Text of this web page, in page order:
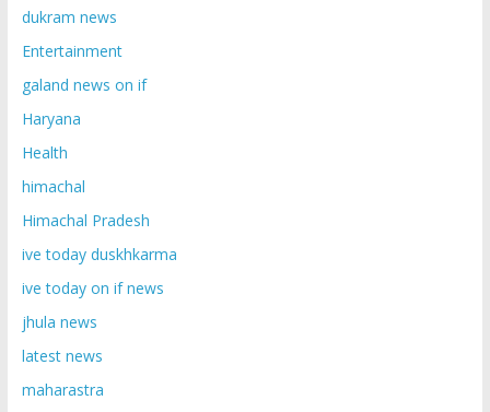
dukram news
Entertainment
galand news on if
Haryana
Health
himachal
Himachal Pradesh
ive today duskhkarma
ive today on if news
jhula news
latest news
maharastra